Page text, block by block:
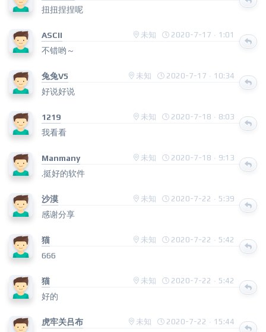
扭扭捏捏呢
ASCII 未知 2020-7-17 · 1:01
不错哟～
兔兔V5 未知 2020-7-17 · 10:34
好说好说
1219 未知 2020-7-18 · 8:03
我看看
Manmany 未知 2020-7-18 · 9:13
.挺好的软件
沙漠 未知 2020-7-22 · 5:39
感谢分享
猫 未知 2020-7-22 · 5:42
666
猫 未知 2020-7-22 · 5:42
好的
虎牢关吕布 未知 2020-7-22 · 15:44